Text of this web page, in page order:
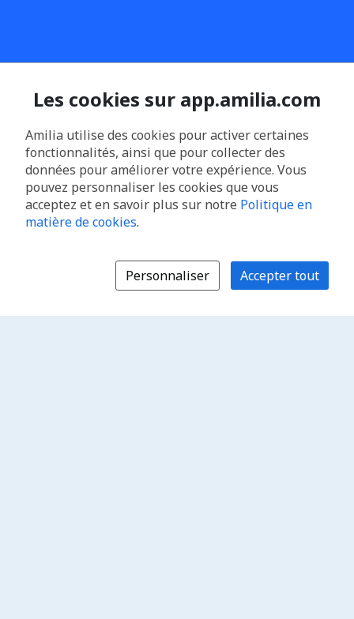
Les cookies sur app.amilia.com
Amilia utilise des cookies pour activer certaines
fonctionnalités, ainsi que pour collecter des
données pour améliorer votre expérience. Vous
pouvez personnaliser les cookies que vous
acceptez et en savoir plus sur notre Politique en
matière de cookies.
Personnaliser Accepter tout